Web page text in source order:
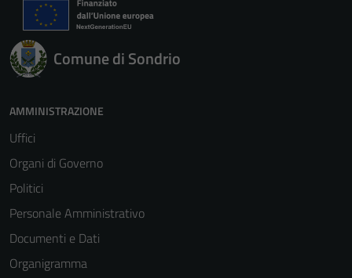
Comune di Sondrio
AMMINISTRAZIONE
Uffici
Organi di Governo
Politici
Personale Amministrativo
Documenti e Dati
Organigramma